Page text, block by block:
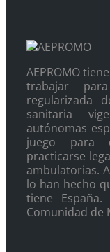
AEPROMO
trabajar
regularizada
sanitaria
autónomas
juego para
practicarse
ambulatorias.
lo han hecho
tiene
Comunidad de